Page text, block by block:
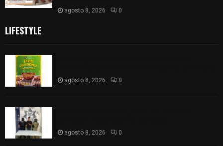
agosto 8, 2026 0
LIFESTYLE
agosto 8, 2026 0
agosto 8, 2026 0